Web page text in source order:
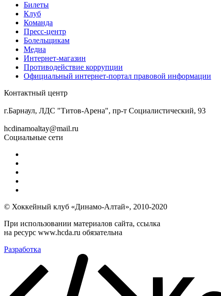
Билеты
Клуб
Команда
Пресс-центр
Болельщикам
Медиа
Интернет-магазин
Противодействие коррупции
Официальный интернет-портал правовой информации
Контактный центр
г.Барнаул, ЛДС "Титов-Арена", пр-т Социалистический, 93
hcdinamoaltay@mail.ru
Социальные сети
© Хоккейный клуб «Динамо-Алтай», 2010-2020
При использовании материалов сайта, ссылка
на ресурс www.hcda.ru обязательна
Разработка